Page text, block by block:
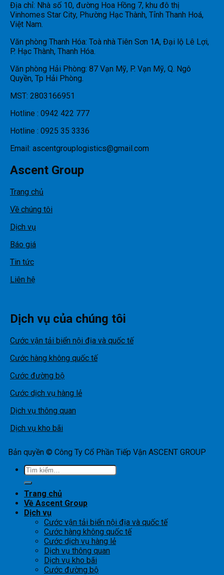
Địa chỉ: Nhà số 10, đường Hoa Hồng 7, khu đô thị
Vinhomes Star City, Phường Hạc Thành, Tỉnh Thanh Hoá,
Việt Nam.
Văn phòng Thanh Hóa: Toà nhà Tiên Sơn 1A, Đại lộ Lê Lợi,
P. Hạc Thành, Thanh Hóa.
Văn phòng Hải Phòng: 87 Vạn Mỹ, P. Vạn Mỹ, Q. Ngô
Quyền, Tp Hải Phòng.
MST: 2803166951
Hotline : 0942 422 777
Hotline : 0925 35 3336
Email: ascentgrouplogistics@gmail.com
Ascent Group
Trang chủ
Về chúng tôi
Dịch vụ
Báo giá
Tin tức
Liên hệ
Dịch vụ của chúng tôi
Cước vận tải biển nội địa và quốc tế
Cước hàng không quốc tế
Cước đường bộ
Cước dịch vụ hàng lẻ
Dịch vụ thông quan
Dịch vụ kho bãi
Bản quyền © Công Ty Cổ Phần Tiếp Vận ASCENT GROUP
Tìm
kiếm:
Trang chủ
Về Ascent Group
Dịch vụ
Cước vận tải biển nội địa và quốc tế
Cước hàng không quốc tế
Cước dịch vụ hàng lẻ
Dịch vụ thông quan
Dịch vụ kho bãi
Cước đường bộ